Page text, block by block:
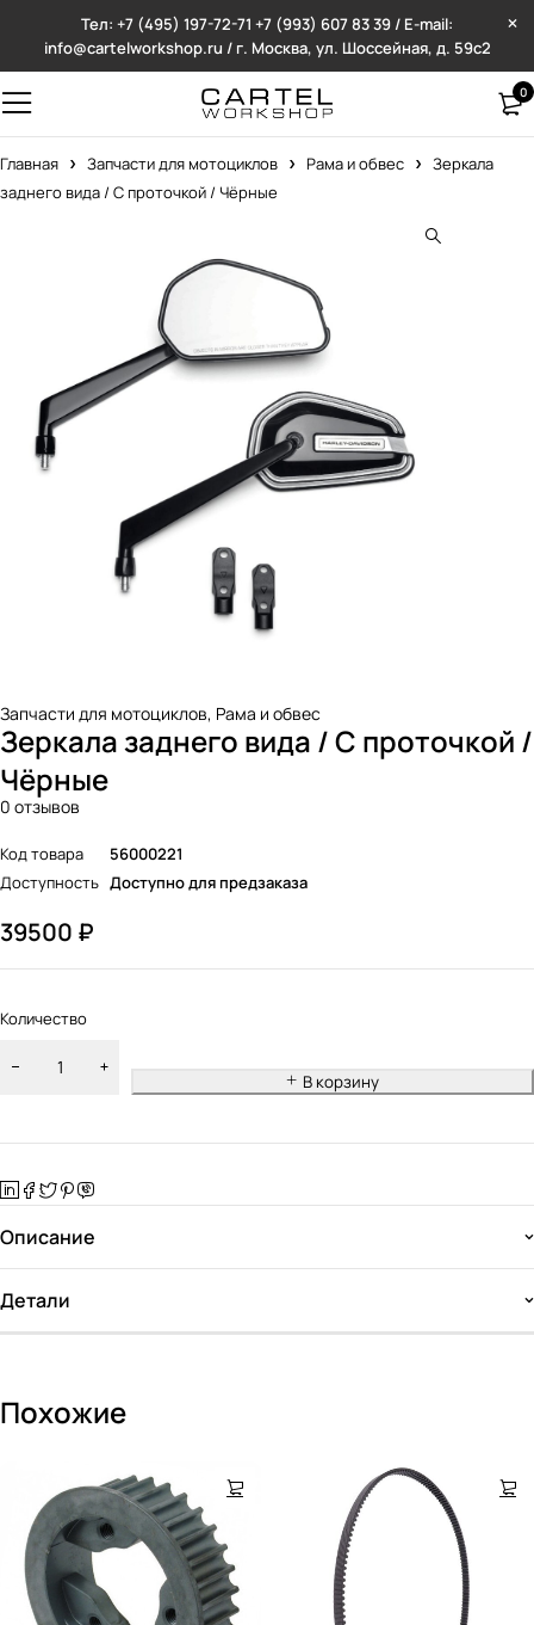
Тел: +7 (495) 197-72-71 +7 (993) 607 83 39 / E-mail:
info@cartelworkshop.ru / г. Москва, ул. Шоссейная, д. 59с2
0
Главная Запчасти для мотоциклов Рама и обвес
Зеркала
заднего вида / С проточкой / Чёрные
Запчасти для мотоциклов, Рама и обвес
Зеркала заднего вида / С проточкой /
Чёрные
0 отзывов
Код товара
56000221
Доступность Доступно для предзаказа
39500 ₽
Количество
В корзину
Описание
Детали
Похожие